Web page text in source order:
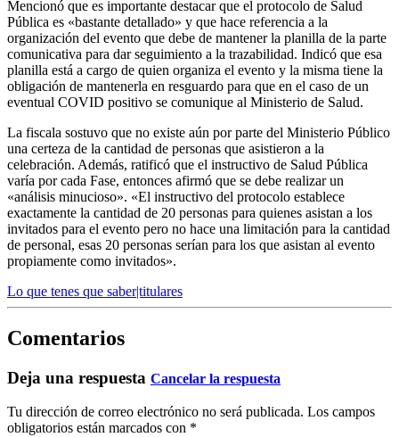
Mencionó que es importante destacar que el protocolo de Salud
Pública es «bastante detallado» y que hace referencia a la
organización del evento que debe de mantener la planilla de la parte
comunicativa para dar seguimiento a la trazabilidad. Indicó que esa
planilla está a cargo de quien organiza el evento y la misma tiene la
obligación de mantenerla en resguardo para que en el caso de un
eventual COVID positivo se comunique al Ministerio de Salud.
La fiscala sostuvo que no existe aún por parte del Ministerio Público
una certeza de la cantidad de personas que asistieron a la
celebración. Además, ratificó que el instructivo de Salud Pública
varía por cada Fase, entonces afirmó que se debe realizarun
«análisis minucioso». «El instructivo del protocolo establece
exactamente la cantidad de 20 personas para quienes asistan a los
invitados para el evento pero no hace una limitación para la cantidad
de personal, esas 20 personas serían para los que asistan al evento
propiamente como invitados».
Lo que tenes que saber|titulares
Comentarios
Deja una respuesta Cancelar la respuesta
Tu dirección de correo electrónico no será publicada. Los campos
obligatorios están marcados con *